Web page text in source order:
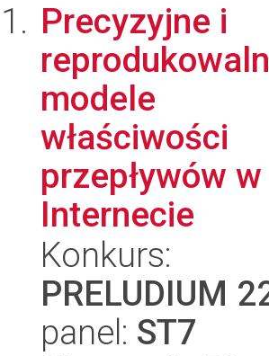
Precyzyjne i
modele
właściwości
przepływów w
Internecie
Konkurs:
PRELUDIUM
panel: ST7